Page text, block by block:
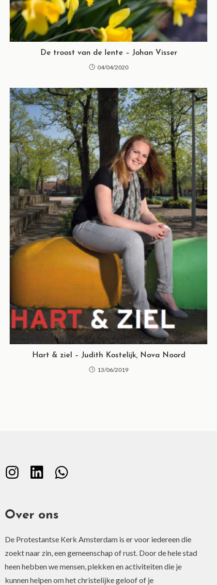
De troost van de lente – Johan Visser
04/04/2020
Hart & ziel – Judith Kostelijk, Nova Noord
13/06/2019
Over ons
De Protestantse Kerk Amsterdam is er voor iedereen die
zoekt naar zin, een gemeenschap of rust. Door de hele stad
heen hebben we mensen, plekken en activiteiten die je
kunnen helpen om het christelijke geloof of je